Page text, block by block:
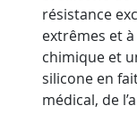
résistance
extrêmes et
chimique et
silicone en
médical, de